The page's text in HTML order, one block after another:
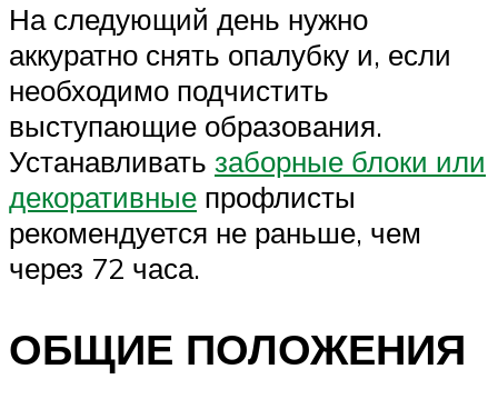
На следующий день нужно
аккуратно снять опалубку и, если
необходимо подчистить
выступающие образования.
Устанавливать заборные блоки или
декоративные профлисты
рекомендуется не раньше, чем
через 72 часа.
ОБЩИЕ ПОЛОЖЕНИЯ